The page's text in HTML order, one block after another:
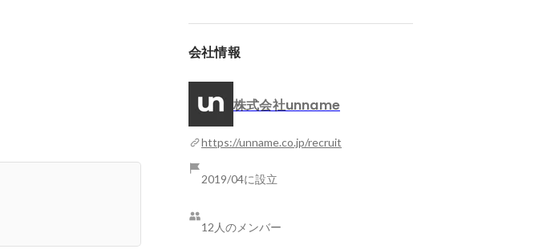
会社情報
株式会社unname
https://unname.co.jp/recruit
2019/04に設立
12人のメンバー